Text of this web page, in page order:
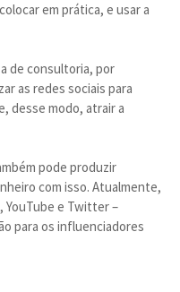
em prática, e usar a
de consultoria, por
as redes sociais para
desse modo, atrair a
pode produzir
com isso. Atualmente,
YouTube e Twitter –
para os influenciadores